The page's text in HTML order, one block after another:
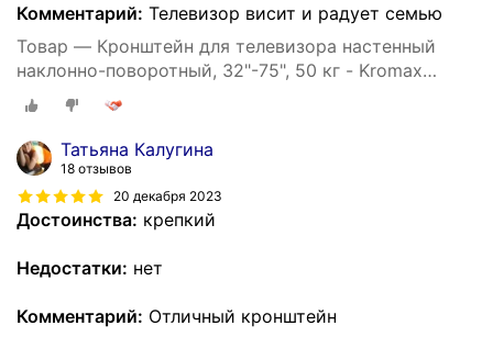
Комментарий: Телевизор висит и радует семью
Товар — Кронштейн для телевизора настенный
наклонно-поворотный, 32"-75", 50 кг - Kromax
ATLANTIS-80
Татьяна Калугина
18 отзывов
20 декабря 2023
Достоинства: крепкий
Недостатки: нет
Комментарий: Отличный кронштейн